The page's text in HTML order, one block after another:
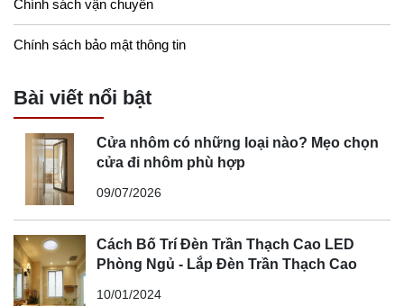
Chính sách vận chuyển
Chính sách bảo mật thông tin
Bài viết nổi bật
Cửa nhôm có những loại nào? Mẹo chọn
cửa đi nhôm phù hợp
09/07/2026
Cách Bố Trí Đèn Trần Thạch Cao LED
Phòng Ngủ - Lắp Đèn Trần Thạch Cao
10/01/2024